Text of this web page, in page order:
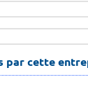
par cette